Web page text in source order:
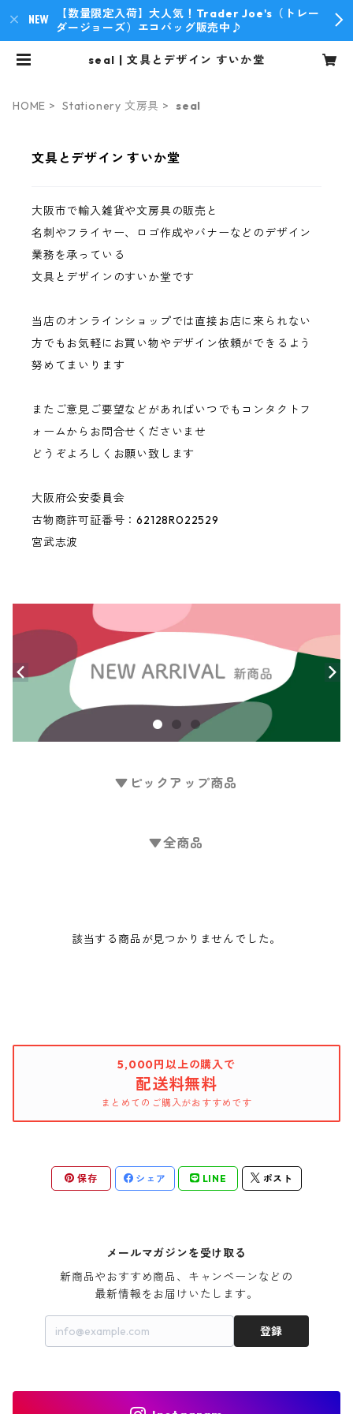
【数量限定入荷】大人気！Trader Joe's（トレー
ダージョーズ）エコバッグ販売中♪
seal | 文具とデザイン すいか堂
HOME Stationery 文房具 seal
文具とデザイン すいか堂
大阪市で輸入雑貨や文房具の販売と
名刺やフライヤー、ロゴ作成やバナーなどのデザイン
業務を承っている
文具とデザインのすいか堂です
当店のオンラインショップでは直接お店に来られない
方でもお気軽にお買い物やデザイン依頼ができるよう
努めてまいります
またご意見ご要望などがあればいつでもコンタクトフ
ォームからお問合せくださいませ
どうぞよろしくお願い致します
大阪府公安委員会
古物商許可証番号：62128R022529
宮武志波
▼ピックアップ商品
▼全商品
該当する商品が見つかりませんでした。
5,000円以上の購入で
配送料無料
まとめてのご購入がおすすめです
保存 シェア LINE ポスト
メールマガジンを受け取る
新商品やおすすめ商品、キャンペーンなどの
最新情報をお届けいたします。
登録